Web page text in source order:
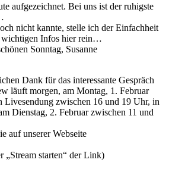
aufgezeichnet. Bei uns ist der ruhigste
nicht kannte, stelle ich der Einfachheit
Infos hier rein…
Sonntag, Susanne
Dank für das interessante Gespräch
läuft morgen, am Montag, 1. Februar
Livesendung zwischen 16 und 19 Uhr, in
Dienstag, 2. Februar zwischen 11 und
auf unserer Webseite
„Stream starten“ der Link)